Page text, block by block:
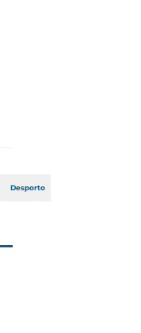
Desporto